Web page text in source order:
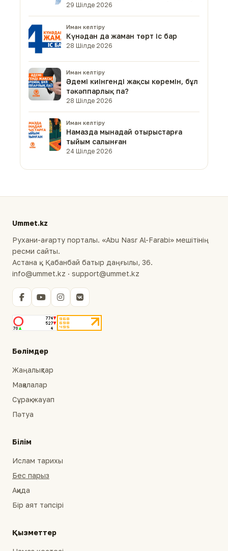
29 Шілде 2026
Иман келтіру
Күнәдан да жаман төрт іс бар
28 Шілде 2026
Иман келтіру
Әдемі киінгенді жақсы көремін, бұл
тәкәппарлық па?
28 Шілде 2026
Иман келтіру
Намазда мынадай отырыстарға
тыйым салынған
24 Шілде 2026
Ummet.kz
Рухани-ағарту порталы. «Abu Nasr Al-Farabi» мешітінің
ресми сайты.
Астана қ., Қабанбай батыр даңғылы, 36.
info@ummet.kz · support@ummet.kz
Бөлімдер
Жаңалықтар
Мақалалар
Сұрақ-жауап
Пәтуа
Білім
Ислам тарихы
Бес парыз
Ақида
Бір аят тәпсірі
Қызметтер